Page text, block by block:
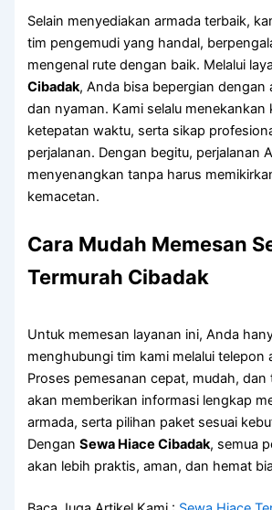
Selain menyediakan armada terbaik,
tim pengemudi yang handal,
mengenal rute dengan baik. Melalui
Cibadak, Anda bisa bepergian dengan
dan nyaman. Kami selalu menekankan
ketepatan waktu, serta sikap
perjalanan. Dengan begitu, perjalanan
menyenangkan tanpa harus
kemacetan.
Cara Mudah Memesan
Termurah Cibadak
Untuk memesan layanan ini, Anda
menghubungi tim kami melalui telepon
Proses pemesanan cepat, mudah, dan
akan memberikan informasi lengkap
armada, serta pilihan paket sesuai
DenganSewa Hiace Cibadak, semua
akan lebih praktis, aman, dan hemat